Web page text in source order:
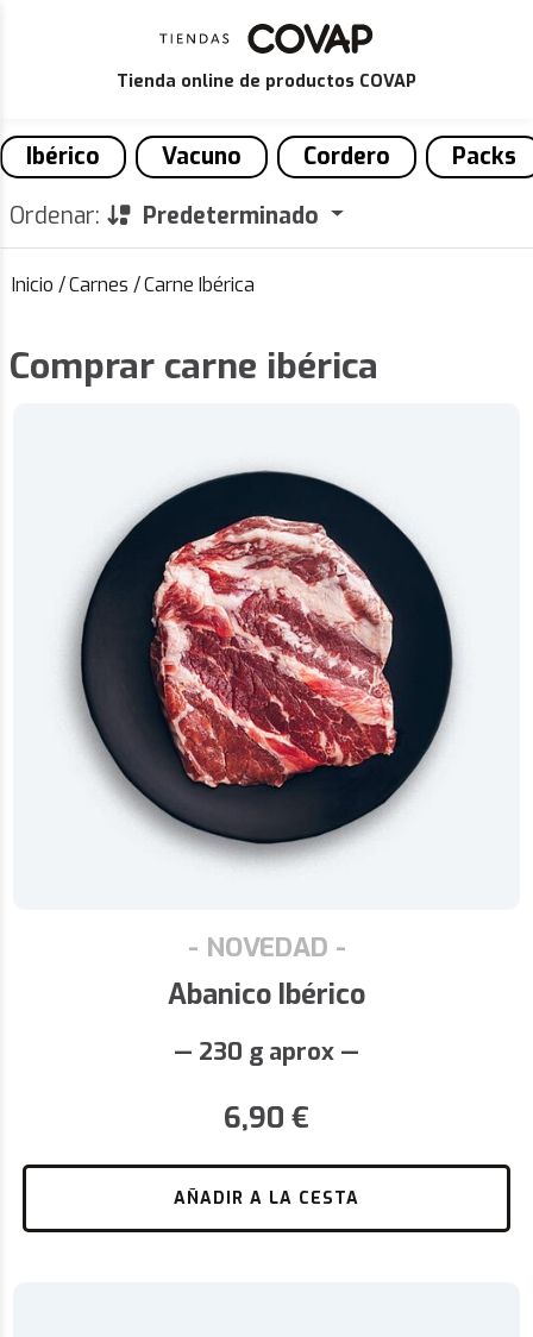
Tienda online de productos COVAP
Ibérico Vacuno Cordero
Packs
Ordenar:
Predeterminado
Inicio /Carnes /Carne Ibérica
Comprar carne ibérica
- NOVEDAD -
Abanico Ibérico
— 230 g aprox —
6,90 €
AÑADIR A LA CESTA